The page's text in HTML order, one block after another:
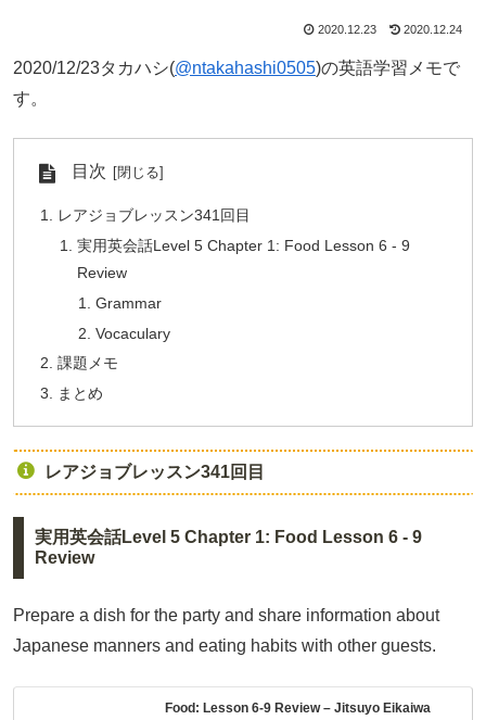
2020.12.23 2020.12.24
2020/12/23タカハシ(@ntakahashi0505)の英語学習メモで
す。
目次
レアジョブレッスン341回目
実用英会話Level 5 Chapter 1: Food Lesson 6 - 9
Review
Grammar
Vocaculary
課題メモ
まとめ
レアジョブレッスン341回目
実用英会話Level 5 Chapter 1: Food Lesson 6 - 9
Review
Prepare a dish for the party and share information about
Japanese manners and eating habits with other guests.
Food: Lesson 6-9 Review – Jitsuyo Eikaiwa